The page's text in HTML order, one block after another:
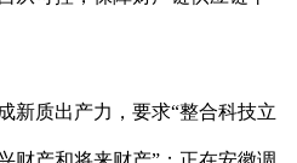
质出产力，要求“整合科技立